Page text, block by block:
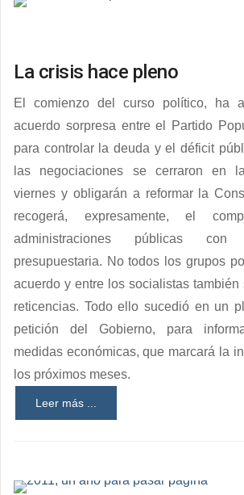
La crisis hace pleno
El comienzo del curso político, ha
acuerdo sorpresa entre el Partido
para controlar la deuda y el déficit
las negociaciones se cerraron en
viernes y obligarán a reformar la
recogerá, expresamente, el
administraciones públicas
presupuestaria. No todos los grupos
acuerdo y entre los socialistas también
reticencias. Todo ello sucedió en un
petición del Gobierno, para
medidas económicas, que marcará la
los próximos meses.
Leer más ...